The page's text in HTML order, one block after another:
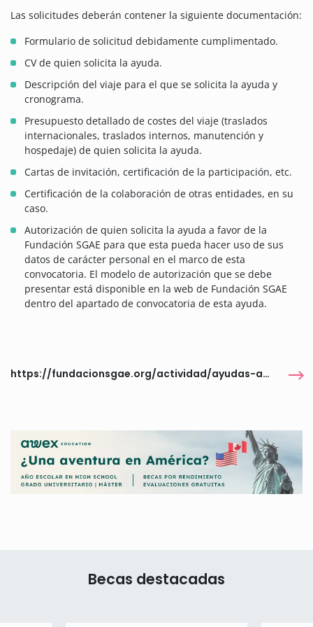
Las solicitudes deberán contener la siguiente documentación:
Formulario de solicitud debidamente cumplimentado.
CV de quien solicita la ayuda.
Descripción del viaje para el que se solicita la ayuda y
cronograma.
Presupuesto detallado de costes del viaje (traslados
internacionales, traslados internos, manutención y
hospedaje) de quien solicita la ayuda.
Cartas de invitación, certificación de la participación, etc.
Certificación de la colaboración de otras entidades, en su
caso.
Autorización de quien solicita la ayuda a favor de la
Fundación SGAE para que esta pueda hacer uso de sus
datos de carácter personal en el marco de esta
convocatoria. El modelo de autorización que se debe
presentar está disponible en la web de Fundación SGAE
dentro del apartado de convocatoria de esta ayuda.
https://fundacionsgae.org/actividad/ayudas-a-viajes-para-la-promocion-internacional-de-las-artes-escenicas-2026/
Becas destacadas